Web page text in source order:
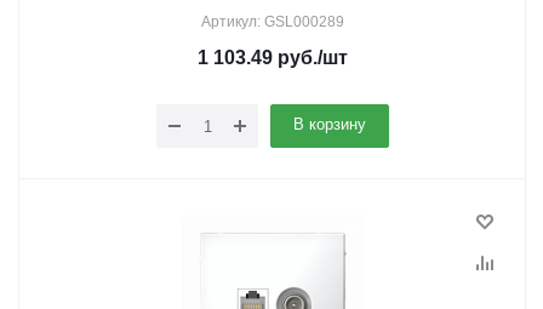
Артикул: GSL000289
1 103.49 руб./шт
В корзину